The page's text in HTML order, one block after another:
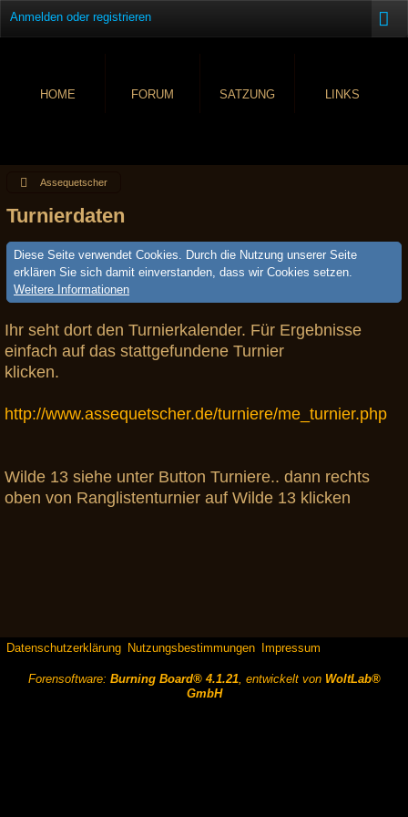
Anmelden oder registrieren
HOME FORUM SATZUNG LINKS
Assequetscher
Turnierdaten
Diese Seite verwendet Cookies. Durch die Nutzung unserer Seite
erklären Sie sich damit einverstanden, dass wir Cookies setzen.
Weitere Informationen
Ihr seht dort den Turnierkalender. Für Ergebnisse
einfach auf das stattgefundene Turnier
klicken.
http://www.assequetscher.de/turniere/me_turnier.php
Wilde 13 siehe unter Button Turniere.. dann rechts
oben von Ranglistenturnier auf Wilde 13 klicken
Datenschutzerklärung Nutzungsbestimmungen Impressum
Forensoftware: Burning Board® 4.1.21, entwickelt von WoltLab®
GmbH